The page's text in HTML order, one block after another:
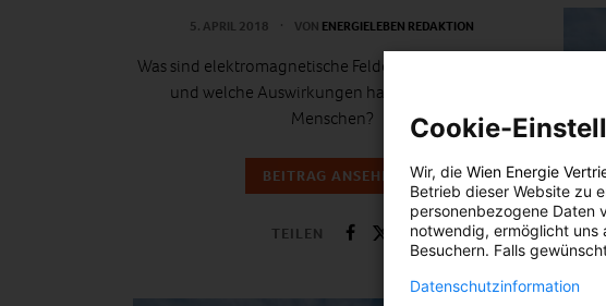
5. APRIL 2018 VON ENERGIELEBEN REDAKTION
Was sind elektromagnetische Felder, wo findet man sie
und welche Auswirkungen haben sie auf den
Menschen?
BEITRAG ANSEHEN
TEILEN
Cookie-
Wir, die Wien Energie
Betrieb dieser Website zu
personenbezogene Daten
notwendig, ermöglicht uns
Besuchern. Falls
Datenschutzinformation